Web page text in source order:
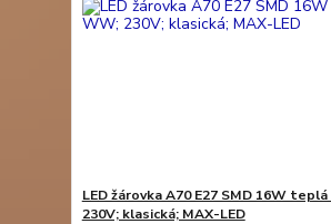
LED žárovka A70 E27 SMD 16W
230V; klasická; MAX-LED